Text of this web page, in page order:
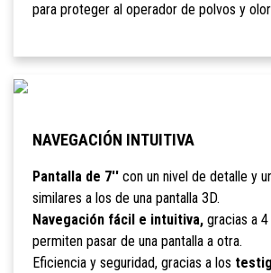
para proteger al operador de polvos y
NAVEGACIÓN INTUITIVA
Pantalla de 7''con un nivel de detalle y
similares a los de una pantalla 3D.
Navegación fácil e intuitiva,gracias a 4
permiten pasar de una pantalla a otra.
Eficiencia y seguridad, gracias a los